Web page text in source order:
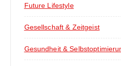
Future Lifestyle
Gesellschaft & Zeitgeist
Gesundheit &